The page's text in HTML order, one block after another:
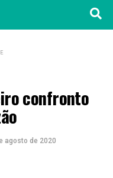
confronto
agosto de 2020